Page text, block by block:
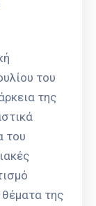
του
της
του
της